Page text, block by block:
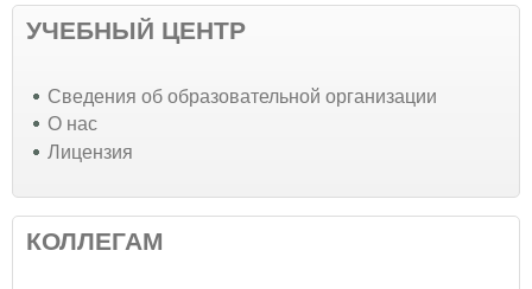
УЧЕБНЫЙ ЦЕНТР
Cведения об образовательной организации
О нас
Лицензия
КОЛЛЕГАМ